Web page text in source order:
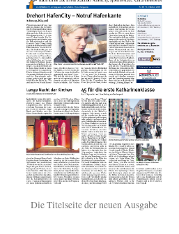
Die Titelseite der neuen Ausgabe